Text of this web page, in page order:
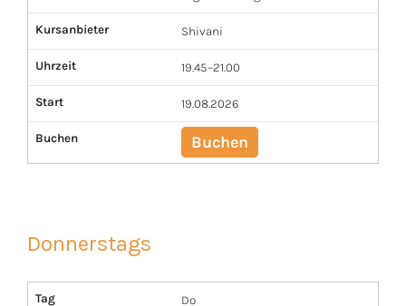
Kursanbieter Shivani
Uhrzeit 19.45–21.00
Start 19.08.2026
Buchen Buchen
Donnerstags
Tag Do